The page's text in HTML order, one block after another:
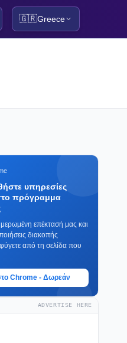
🇬🇷Greece
υπηρεσίες
πρόγραμμα
επέκτασή μας και
διακοπής
από τη σελίδα που
Chrome - Δωρεάν
ADVERTISE HERE